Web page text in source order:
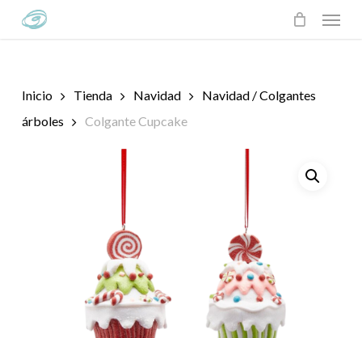
Menu
Inicio Tienda Navidad
Navidad / Colgantes
árboles
Colgante Cupcake